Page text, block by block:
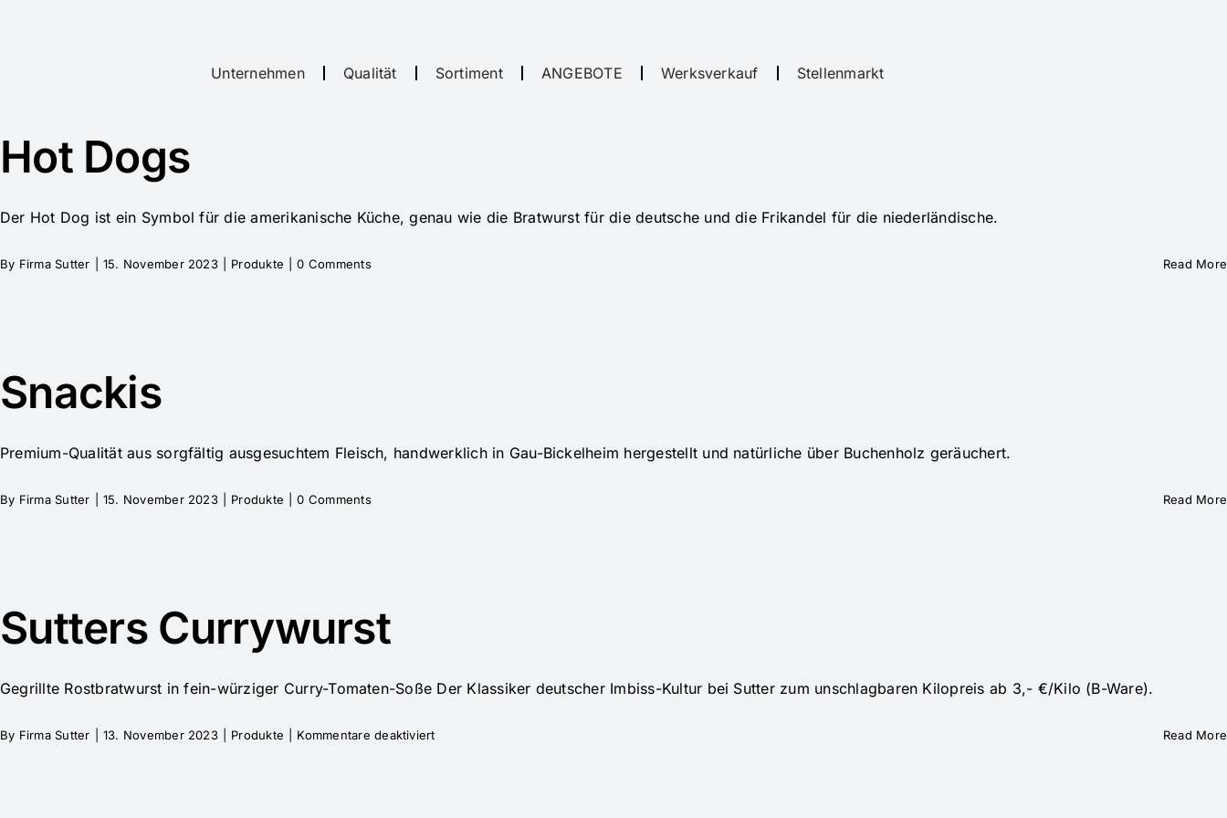
Unternehmen Qualität Sortiment ANGEBOTE Werksverkauf Stellenmarkt
Hot Dogs
Der Hot Dog ist ein Symbol für die amerikanische Küche, genau wie die Bratwurst für die deutsche und die Frikandel für die niederländische.
By Firma Sutter 15. November 2023 Produkte 0 Comments Read More
Snackis
Premium-Qualität aus sorgfältig ausgesuchtem Fleisch, handwerklich in Gau-Bickelheim hergestellt und natürliche über Buchenholz geräuchert.
By Firma Sutter 15. November 2023 Produkte 0 Comments Read More
Sutters Currywurst
Gegrillte Rostbratwurst in fein-würziger Curry-Tomaten-Soße Der Klassiker deutscher Imbiss-Kultur bei Sutter zum unschlagbaren Kilopreis ab 3,- €/Kilo (B-Ware).
By Firma Sutter 13. November 2023 Produkte Kommentare deaktiviert Read More